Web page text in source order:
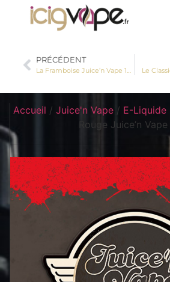
PRÉCÉDENT
La Framboise Juice’n Vape 10ml Le
Accueil / Juice'n Vape / E-Liquide
Rouge Juice’n